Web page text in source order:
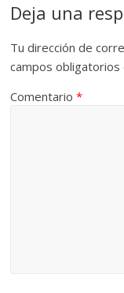
Deja una
Tu dirección de
campos
Comentario*